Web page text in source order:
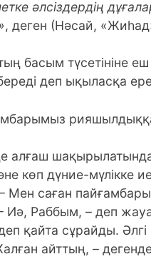
әлсіздердің
, деген (Нәсай,
түсетініне еш
деп ықыласқа
рияшылдыққа
алғаш
көп дүние-мүлікке
Мен саған
Раббым, – деп
қайта сұрайды.
айттың, –